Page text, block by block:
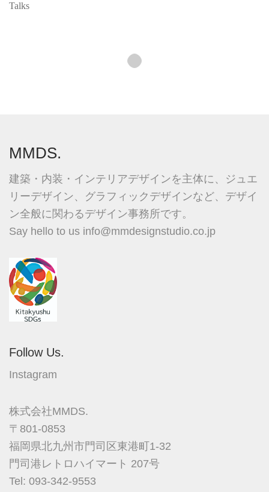
Talks
Show More
MMDS.
建築・内装・インテリアデザインを主体に、ジュエ
リーデザイン、グラフィックデザインなど、デザイ
ン全般に関わるデザイン事務所です。
Say hello to us info@mmdesignstudio.co.jp
Follow Us.
Instagram
株式会社MMDS.
〒801-0853
福岡県北九州市門司区東港町1-32
門司港レトロハイマート 207号
Tel: 093-342-9553